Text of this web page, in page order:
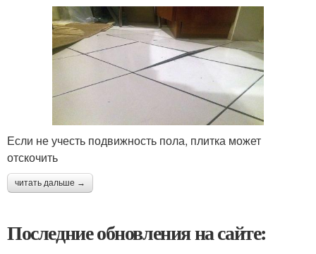
Если не учесть подвижность пола, плитка может
отскочить
читать дальше →
Последние обновления на сайте: